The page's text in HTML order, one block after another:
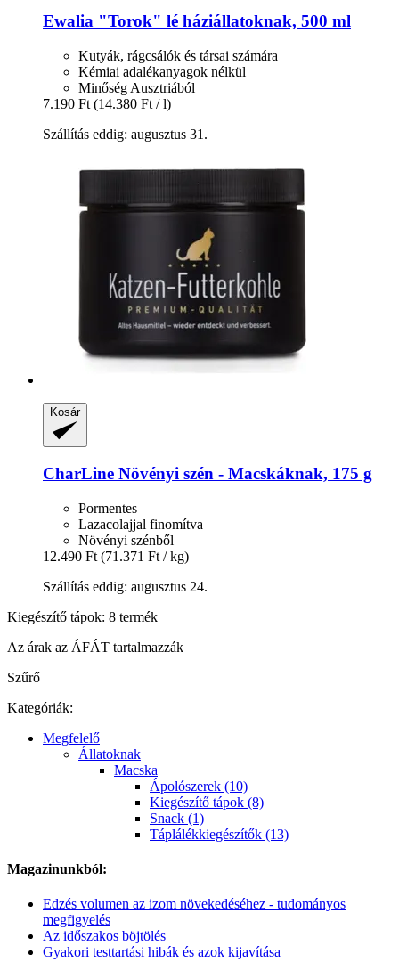
Ewalia "Torok" lé háziállatoknak, 500 ml
Kutyák, rágcsálók és társai számára
Kémiai adalékanyagok nélkül
Minőség Ausztriából
7.190 Ft (14.380 Ft / l)
Szállítás eddig: augusztus 31.
Kosár
CharLine Növényi szén -​ Macskáknak, 175 g
Pormentes
Lazacolajjal finomítva
Növényi szénből
12.490 Ft (71.371 Ft / kg)
Szállítás eddig: augusztus 24.
Kiegészítő tápok: 8 termék
Az árak az ÁFÁT tartalmazzák
Szűrő
Kategóriák:
Megfelelő
Állatoknak
Macska
Ápolószerek (10)
Kiegészítő tápok (8)
Snack (1)
Táplálékkiegészítők (13)
Magazinunkból:
Edzés volumen az izom növekedéséhez - tudományos
megfigyelés
Az időszakos böjtölés
Gyakori testtartási hibák és azok kijavítása